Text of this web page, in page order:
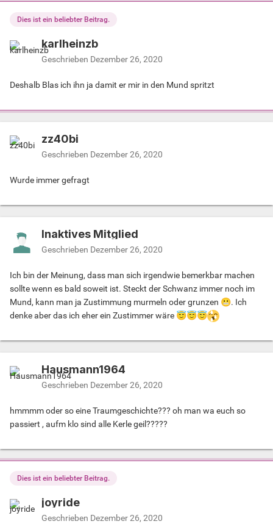
Dies ist ein beliebter Beitrag.
karlheinzb
Geschrieben Dezember 26, 2020
Deshalb Blas ich ihn ja damit er mir in den Mund spritzt
zz40bi
Geschrieben Dezember 26, 2020
Wurde immer gefragt
Inaktives Mitglied
Geschrieben Dezember 26, 2020
Ich bin der Meinung, dass man sich irgendwie bemerkbar machen
sollte wenn es bald soweit ist. Steckt der Schwanz immer noch im
Mund, kann man ja Zustimmung murmeln oder grunzen 😬. Ich
denke aber das ich eher ein Zustimmer wäre 😇😇😇
Hausmann1964
Geschrieben Dezember 26, 2020
hmmmm oder so eine Traumgeschichte??? oh man wa euch so
passiert , aufm klo sind alle Kerle geil?????
Dies ist ein beliebter Beitrag.
joyride
Geschrieben Dezember 26, 2020